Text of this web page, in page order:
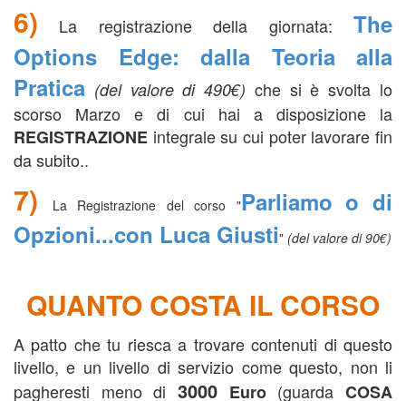
6) La registrazione della giornata: The
Options Edge: dalla Teoria alla
Pratica (del valore di 490€) che si è svolta lo
scorso Marzo e di cui hai a disposizione la
REGISTRAZIONE integrale su cui poter lavorare fin
da subito..
7) La Registrazione del corso "Parliamo o di
Opzioni...con Luca Giusti" (del valore di 90€)
QUANTO COSTA IL CORSO
A patto che tu riesca a trovare contenuti di questo
livello, e un livello di servizio come questo, non li
pagheresti meno di 3000 Euro(guardaCOSA